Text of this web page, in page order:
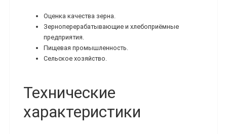
Оценка качества зерна.
Зерноперерабатывающие и хлебоприёмные
предприятия.
Пищевая промышленность.
Сельское хозяйство.
Технические
характеристики